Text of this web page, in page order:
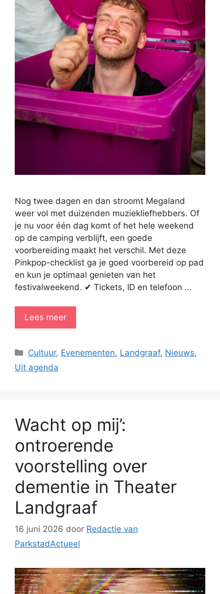
Nog twee dagen en dan stroomt Megaland
weer vol met duizenden muziekliefhebbers. Of
je nu voor één dag komt of het hele weekend
op de camping verblijft, een goede
voorbereiding maakt het verschil. Met deze
Pinkpop-checklist ga je goed voorbereid op pad
en kun je optimaal genieten van het
festivalweekend. ✔ Tickets, ID en telefoon …
Lees meer
Categorieën
Cultuur, Evenementen, Landgraaf, Nieuws,
Uit agenda
Wacht op mij’:
ontroerende
voorstelling over
dementie in Theater
Landgraaf
16 juni 2026 door Redactie van
ParkstadActueel